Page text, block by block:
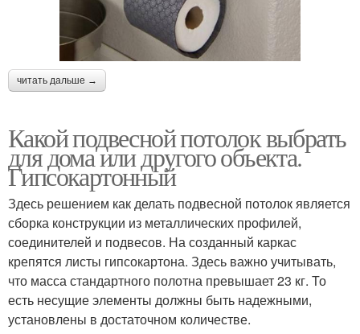
читать дальше →
Какой подвесной потолок выбрать
для дома или другого объекта.
Гипсокартонный
Здесь решением как делать подвесной потолок является
сборка конструкции из металлических профилей,
соединителей и подвесов. На созданный каркас
крепятся листы гипсокартона. Здесь важно учитывать,
что масса стандартного полотна превышает 23 кг. То
есть несущие элементы должны быть надежными,
установлены в достаточном количестве.